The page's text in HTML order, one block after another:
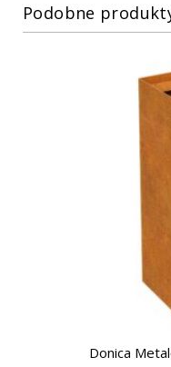
Podobne
Donica